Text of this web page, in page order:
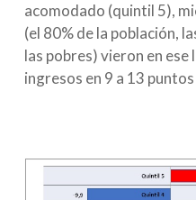
acomodado (quintil 5),
(el 80% de la población,
las pobres) vieron en ese
ingresos en 9 a 13